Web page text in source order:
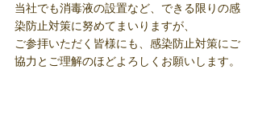
当社でも消毒液の設置など、できる限りの感
染防止対策に努めてまいりますが、
ご参拝いただく皆様にも、感染防止対策にご
協力とご理解のほどよろしくお願いします。